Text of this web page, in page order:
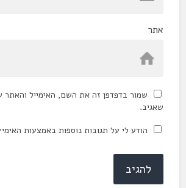
אתר
שמור בדפדפן זה את השם, האימייל
שאגיב.
הודע לי על תגובות נוספות באמצעות